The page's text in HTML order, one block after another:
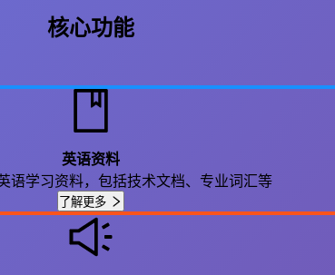
核心功能
英语资料
语学习资料，包括技术文档、专业词汇等
了解更多